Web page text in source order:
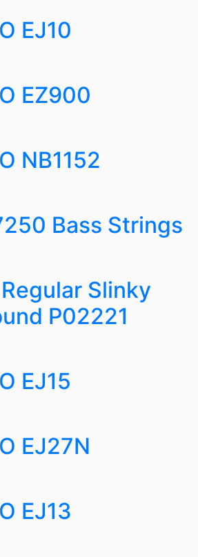
EJ10
EZ900
NB1152
Bass Strings
Slinky
P02221
EJ15
EJ27N
EJ13